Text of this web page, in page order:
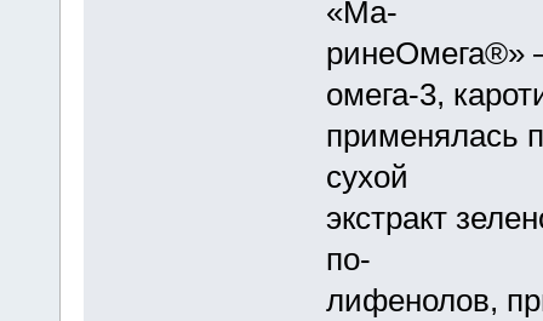
«Ма-
ринеОмега®»
омега-3,
применялась
сухой
экстракт
по-
лифенолов,